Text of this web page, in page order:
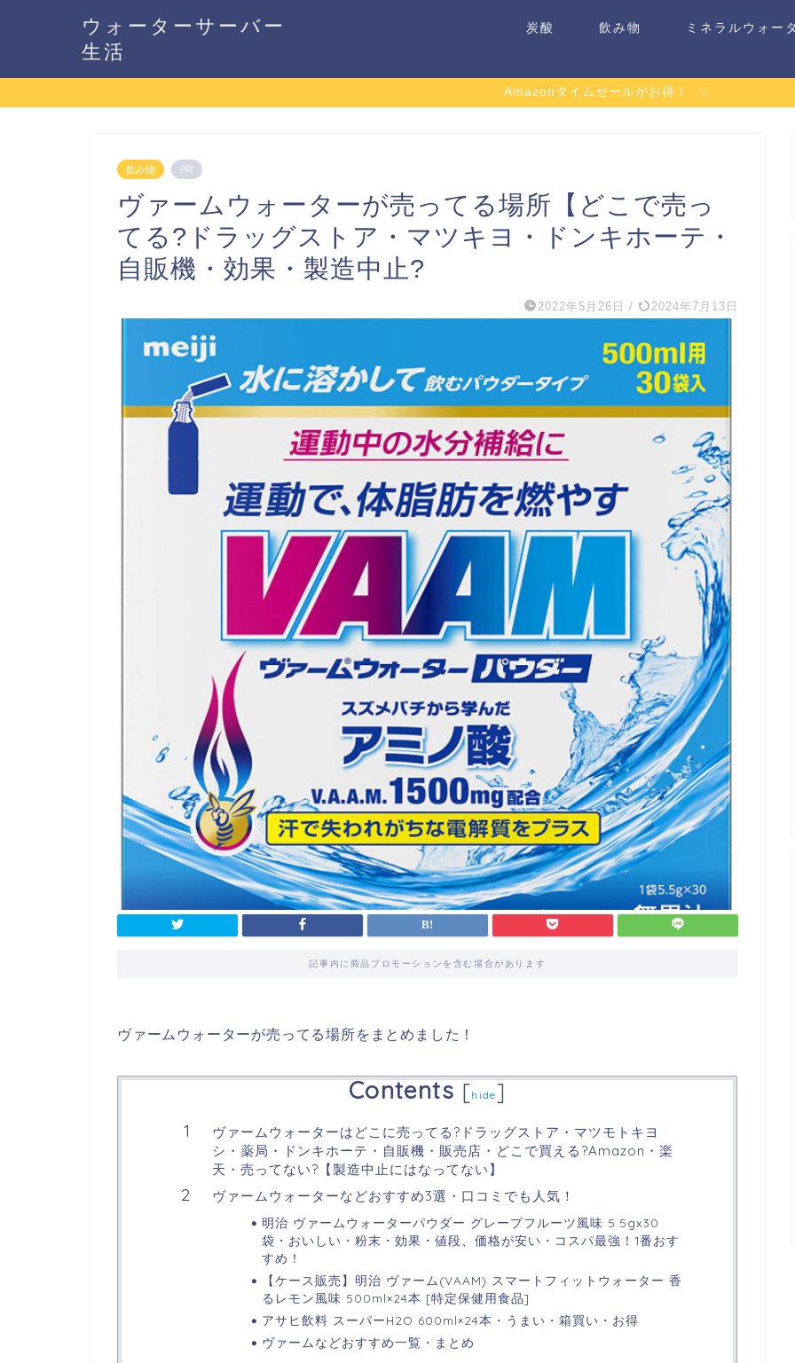
ウォーターサーバー
生活
炭酸 飲み物 ミネラルウォー
Amazonタイムセールがお得！
飲み物 PR
ヴァームウォーターが売ってる場所【どこで売っ
てる?ドラッグストア・マツキヨ・ドンキホーテ・
自販機・効果・製造中止?
2022年5月26日 / 2024年7月13日
記事内に商品プロモーションを含む場合があります
ヴァームウォーターが売ってる場所をまとめました！
Contents [hide]
ヴァームウォーターはどこに売ってる?ドラッグストア・マツモトキヨ
シ・薬局・ドンキホーテ・自販機・販売店・どこで買える?Amazon・楽
天・売ってない?【製造中止にはなってない】
ヴァームウォーターなどおすすめ3選・口コミでも人気！
明治 ヴァームウォーターパウダー グレープフルーツ風味 5.5gx30
袋・おいしい・粉末・効果・値段、価格が安い・コスパ最強！1番おす
すめ！
【ケース販売】明治 ヴァーム(VAAM) スマートフィットウォーター 香
るレモン風味 500ml×24本 [特定保健用食品]
アサヒ飲料 スーパーH2O 600ml×24本・うまい・箱買い・お得
ヴァームなどおすすめ一覧・まとめ